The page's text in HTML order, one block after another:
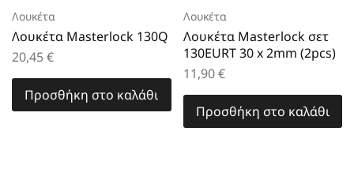
Λουκέτα
Λουκέτα Masterlock 130Q
20,45€
Προσθήκη στο καλάθι
Λουκέτα
Λουκέτα Masterlock σετ
130EURT 30 x 2mm (2pcs)
11,90€
Προσθήκη στο καλάθι